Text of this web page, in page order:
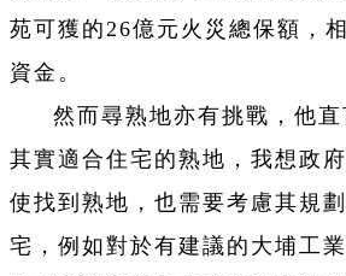
苑可獲的26億元火災總保額，
資金。
然而尋熟地亦有挑戰，他直
其實適合住宅的熟地，我想政
使找到熟地，也需要考慮其規
宅，例如對於有建議的大埔工